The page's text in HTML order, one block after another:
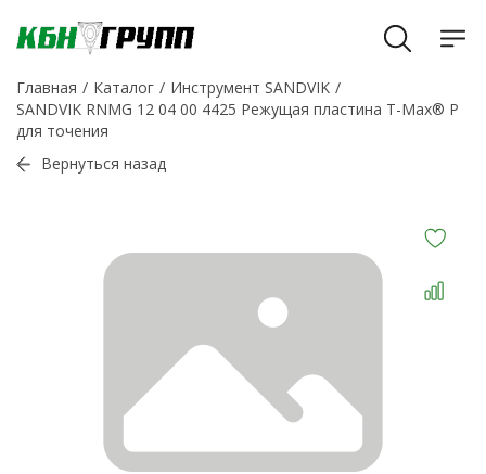
Главная Каталог
Инструмент SANDVIK
SANDVIK RNMG 12 04 00 4425 Режущая пластина T-Max® P
для точения
Вернуться назад